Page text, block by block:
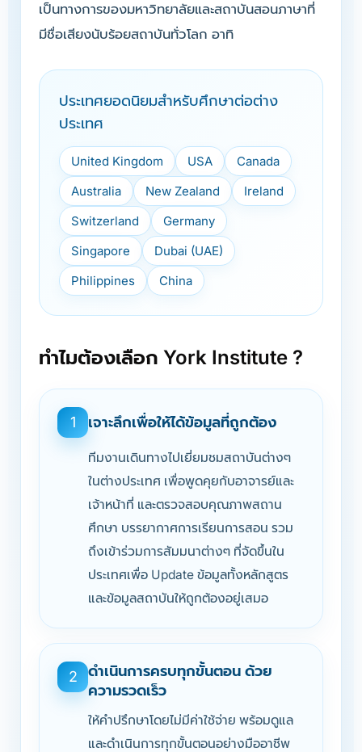
เป็นทางการของมหาวิทยาลัยและสถาบันสอนภาษาที่
มีชื่อเสียงนับร้อยสถาบันทั่วโลก อาทิ
ประเทศยอดนิยมสำหรับศึกษาต่อต่าง
ประเทศ
United Kingdom USA
Canada
Australia
New Zealand
Ireland
Switzerland
Germany
Singapore
Dubai (UAE)
Philippines
China
ทำไมต้องเลือก York Institute ?
1 เจาะลึกเพื่อให้ได้ข้อมูลที่ถูกต้อง
ทีมงานเดินทางไปเยี่ยมชมสถาบันต่างๆ
ในต่างประเทศ เพื่อพูดคุยกับอาจารย์และ
เจ้าหน้าที่ และตรวจสอบคุณภาพสถาน
ศึกษา บรรยากาศการเรียนการสอน รวม
ถึงเข้าร่วมการสัมมนาต่างๆ ที่จัดขึ้นใน
ประเทศเพื่อ Update ข้อมูลทั้งหลักสูตร
และข้อมูลสถาบันให้ถูกต้องอยู่เสมอ
2
ดำเนินการครบทุกขั้นตอน ด้วย
ความรวดเร็ว
ให้คำปรึกษาโดยไม่มีค่าใช้จ่าย พร้อมดูแล
และดำเนินการทุกขั้นตอนอย่างมืออาชีพ